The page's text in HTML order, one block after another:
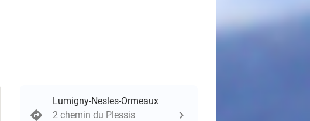
Lumigny-Nesles-Ormeaux
2 chemin du Plessis